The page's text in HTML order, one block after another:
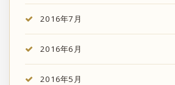
2016年7月
2016年6月
2016年5月